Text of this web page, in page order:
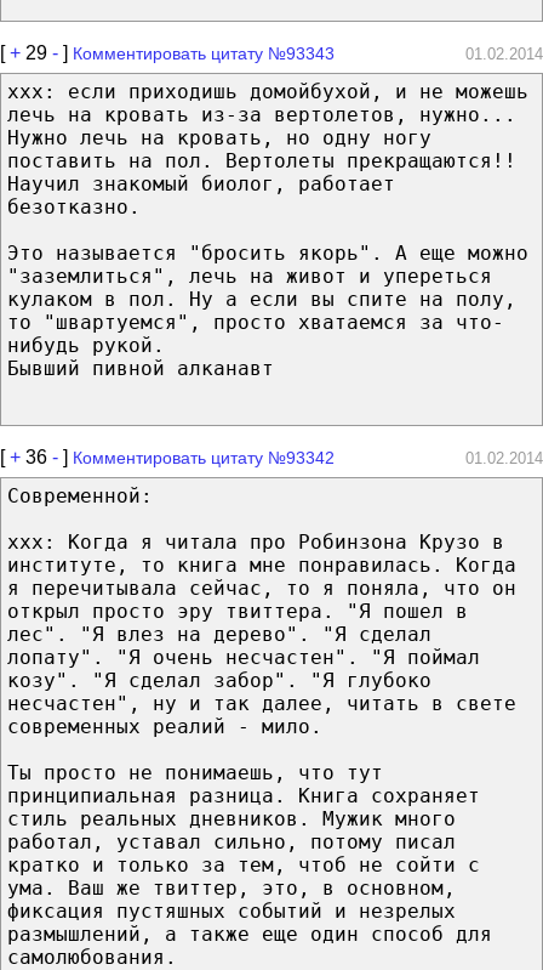
[+ 29 - ] Комментировать цитату №93343 01.02.2014
xxx: если приходишь домойбухой, и не можешь
лечь на кровать из-за вертолетов, нужно...
Нужно лечь на кровать, но одну ногу
поставить на пол. Вертолеты прекращаются!!
Научил знакомый биолог, работает
безотказно.
Это называется "бросить якорь". А еще можно
"заземлиться", лечь на живот и упереться
кулаком в пол. Ну а если вы спите на полу,
то "швартуемся", просто хватаемся за что-
нибудь рукой.
Бывший пивной алканавт
[+ 36 - ] Комментировать цитату №93342 01.02.2014
Современной:
ххх: Когда я читала про Робинзона Крузо в
институте, то книга мне понравилась. Когда
я перечитывала сейчас, то я поняла, что он
открыл просто эру твиттера. "Я пошел в
лес". "Я влез на дерево". "Я сделал
лопату". "Я очень несчастен". "Я поймал
козу". "Я сделал забор". "Я глубоко
несчастен", ну и так далее, читать в свете
современных реалий - мило.
Ты просто не понимаешь, что тут
принципиальная разница. Книга сохраняет
стиль реальных дневников. Мужик много
работал, уставал сильно, потому писал
кратко и только за тем, чтоб не сойти с
ума. Ваш же твиттер, это, в основном,
фиксация пустяшных событий и незрелых
размышлений, а также еще один способ для
самолюбования.